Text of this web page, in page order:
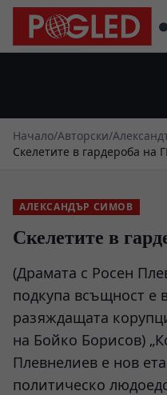
Начало/Авторски/
Скелетите в гардероба на
АЛЕКСАНДЪР СИМОВ
Скелетите в
(Драмата с Росен
подкупа всъщност е
разяждащата
на Бойко Борисов)
Плевнелиев е нов
политическо